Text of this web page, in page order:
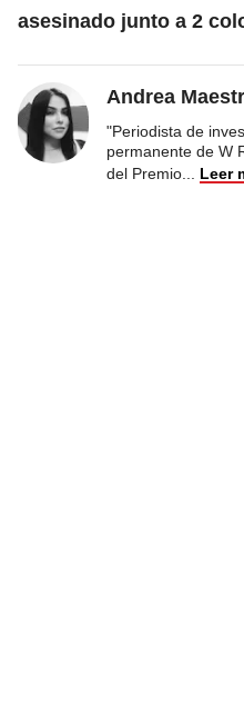
asesinado junto a 2
Andrea
"Periodista de
permanente de W
del Premio
Leer